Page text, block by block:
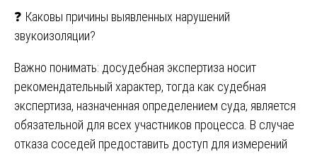
❓ Каковы причины выявленных нарушений
звукоизоляции?
Важно понимать: досудебная экспертиза носит
рекомендательный характер, тогда как судебная
экспертиза, назначенная определением суда, является
обязательной для всех участников процесса. В случае
отказа соседей предоставить доступ для измерений